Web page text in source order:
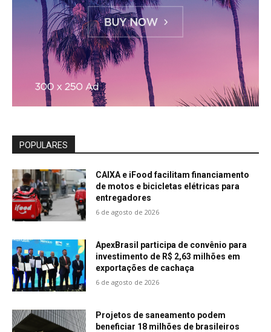
POPULARES
CAIXA e iFood facilitam financiamento
de motos e bicicletas elétricas para
entregadores
6 de agosto de 2026
ApexBrasil participa de convênio para
investimento de R$ 2,63 milhões em
exportações de cachaça
6 de agosto de 2026
Projetos de saneamento podem
beneficiar 18 milhões de brasileiros